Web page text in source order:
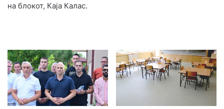
на блокот, Каја Калас.